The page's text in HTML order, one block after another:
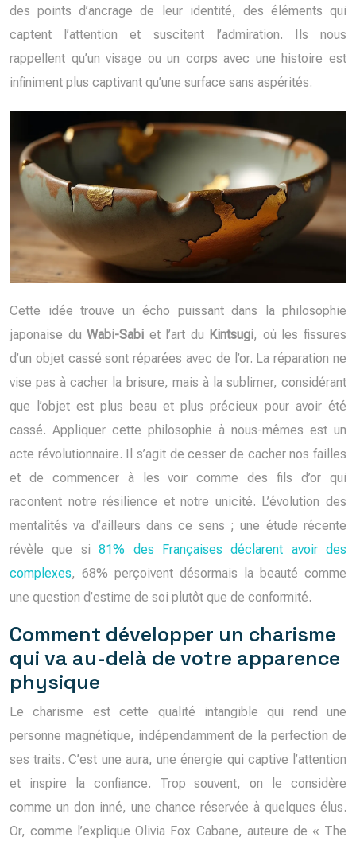
des points d’ancrage de leur identité, des éléments qui
captent l’attention et suscitent l’admiration. Ils nous
rappellent qu’un visage ou un corps avec une histoire est
infiniment plus captivant qu’une surface sans aspérités.
Cette idée trouve un écho puissant dans la philosophie
japonaise duWabi-Sabi et l’art du Kintsugi, où les fissures
d’un objet cassé sont réparées avec de l’or. La réparation ne
vise pas à cacher la brisure, mais à la sublimer, considérant
que l’objet est plus beau et plus précieux pour avoir été
cassé. Appliquer cette philosophie à nous-mêmes est un
acte révolutionnaire. Il s’agit de cesser de cacher nos failles
et de commencer à les voir comme des fils d’or qui
racontent notre résilience et notre unicité. L’évolution des
mentalités va d’ailleurs dans ce sens ; une étude récente
révèle que si81% des Françaises déclarent avoir des
complexes, 68% perçoivent désormais la beauté comme
une question d’estime de soi plutôt que de conformité.
Comment développer un charisme
qui va au-delà de votre apparence
physique
Le charisme est cette qualité intangible qui rend une
personne magnétique, indépendamment de la perfection de
ses traits. C’est une aura, une énergie qui captive l’attention
et inspire la confiance. Trop souvent, on le considère
comme un don inné, une chance réservée à quelques élus.
Or, comme l’explique Olivia Fox Cabane, auteure de « The